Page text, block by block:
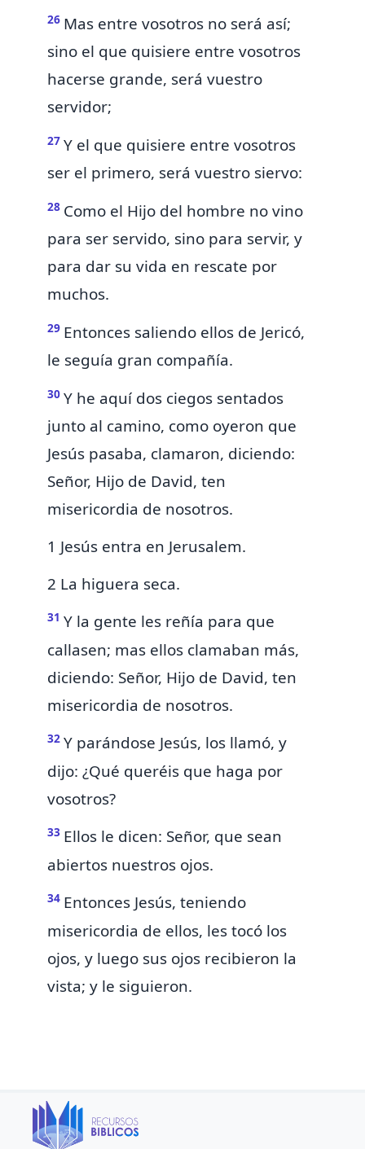
26 Mas entre vosotros no será así;
sino el que quisiere entre vosotros
hacerse grande, será vuestro
servidor;
27 Y el que quisiere entre vosotros
ser el primero, será vuestro siervo:
28 Como el Hijo del hombre no vino
para ser servido, sino para servir, y
para dar su vida en rescate por
muchos.
29 Entonces saliendo ellos de Jericó,
le seguía gran compañía.
30 Y he aquí dos ciegos sentados
junto al camino, como oyeron que
Jesús pasaba, clamaron, diciendo:
Señor, Hijo de David, ten
misericordia de nosotros.
1 Jesús entra en Jerusalem.
2 La higuera seca.
31 Y la gente les reñía para que
callasen; mas ellos clamaban más,
diciendo: Señor, Hijo de David, ten
misericordia de nosotros.
32 Y parándose Jesús, los llamó, y
dijo: ¿Qué queréis que haga por
vosotros?
33 Ellos le dicen: Señor, que sean
abiertos nuestros ojos.
34 Entonces Jesús, teniendo
misericordia de ellos, lestocó los
ojos, y luego sus ojos recibieron la
vista; y le siguieron.